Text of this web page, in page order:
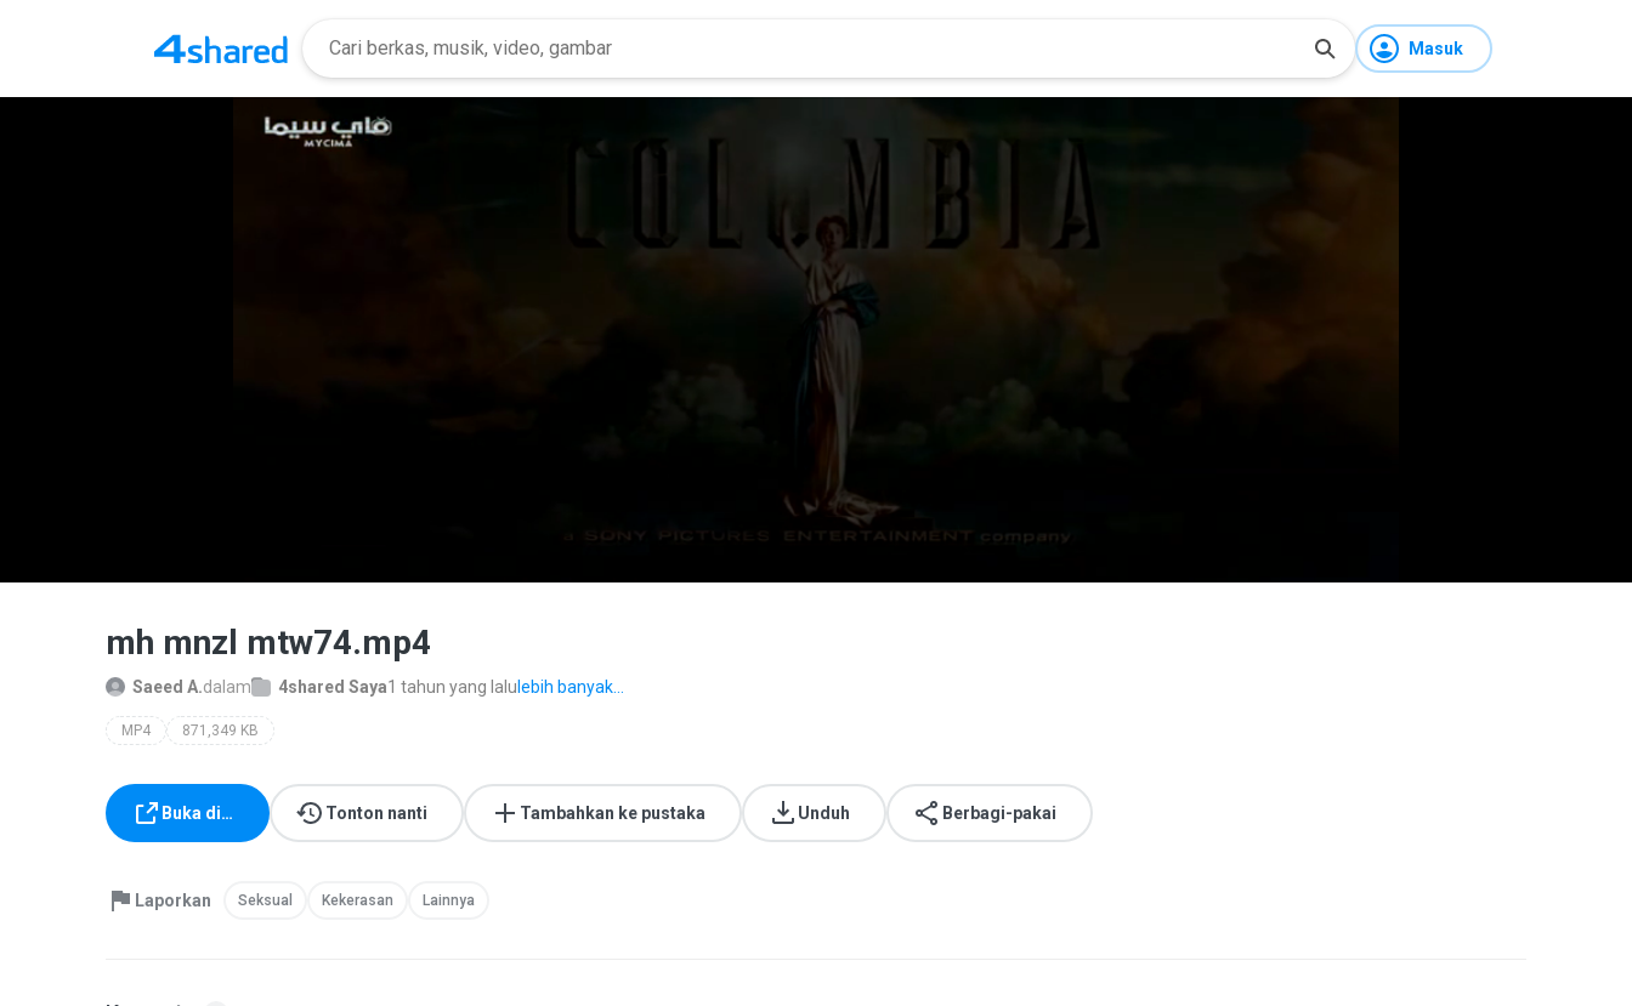
Masuk
mh mnzl mtw74.mp4
Saeed A.dalam 4shared Saya1 tahun yang lalu lebih banyak...
MP4 871,349 KB
Buka di… Tonton nanti Tambahkan ke pustaka Unduh Berbagi-pakai
Laporkan Seksual Kekerasan Lainnya